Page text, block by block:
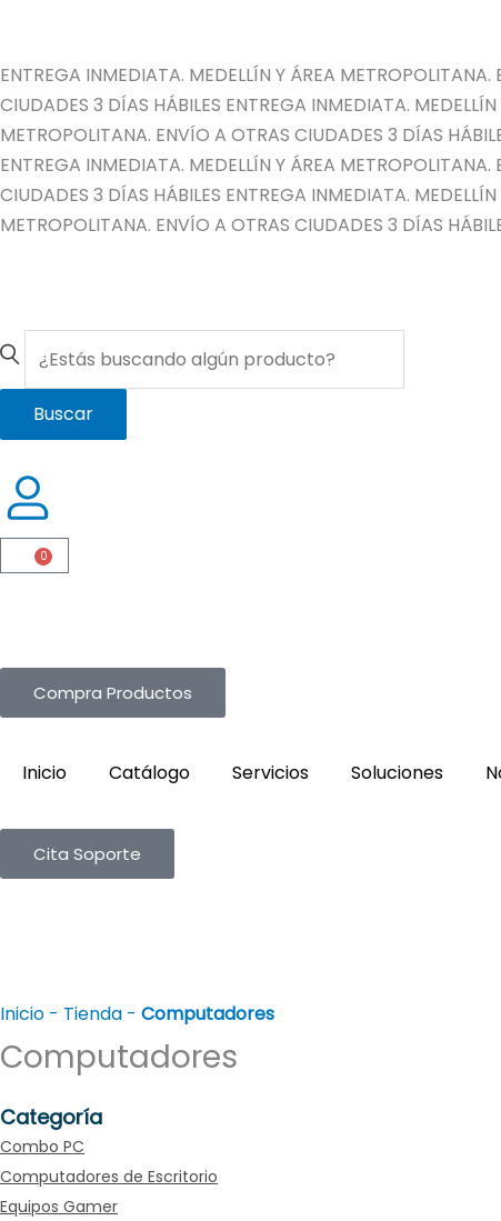
contenido
ENTREGA INMEDIATA. MEDELLÍN Y ÁREA
CIUDADES 3 DÍAS HÁBILES ENTREGA INMEDIATA.
METROPOLITANA. ENVÍO A OTRAS CIUDADES 3 DÍAS
ENTREGA INMEDIATA. MEDELLÍN Y ÁREA
CIUDADES 3 DÍAS HÁBILES ENTREGA INMEDIATA.
METROPOLITANA. ENVÍO A OTRAS CIUDADES 3 DÍAS
Buscar
0
Cart
Compra Productos
Inicio Catálogo Servicios Soluciones
Cita Soporte
Inicio - Tienda - Computadores
Computadores
Categoría
Combo PC
Computadores de Escritorio
Equipos Gamer